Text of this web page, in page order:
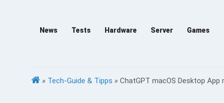
News Tests Hardware Server Games
» Tech-Guide & Tipps » ChatGPT macOS Desktop